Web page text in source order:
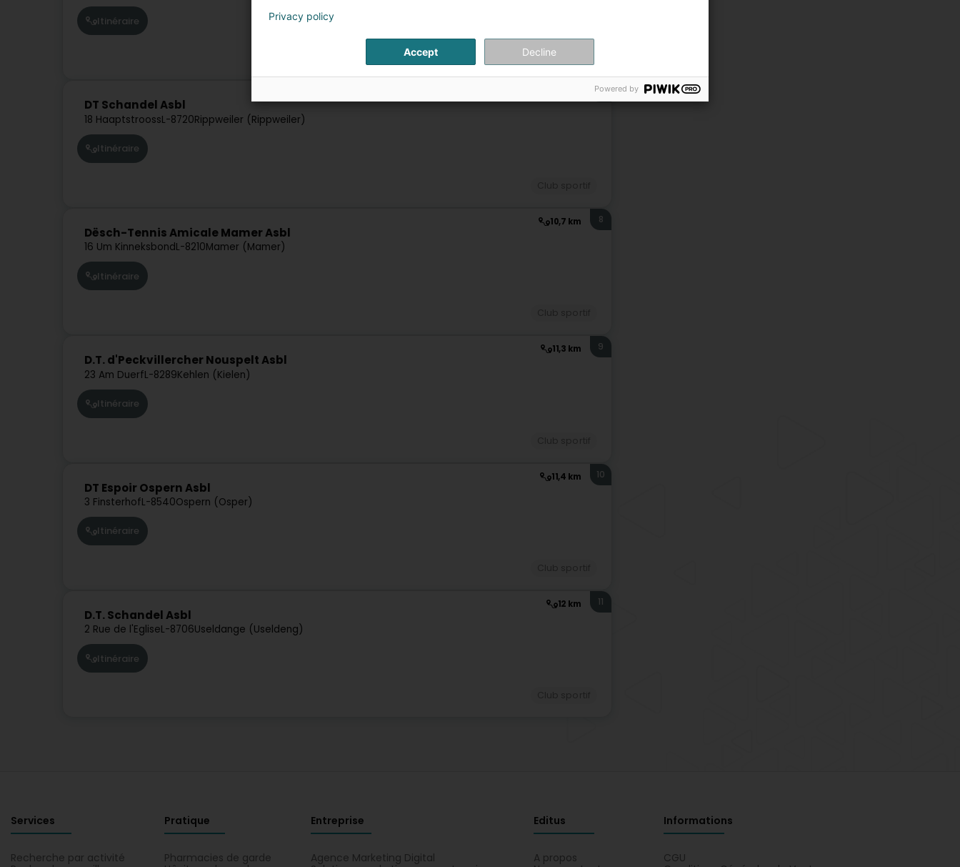
Itinéraire
Club sportif
DT Schandel Asbl
18 HaaptstroossL-8720Rippweiler (Rippweiler)
7
Itinéraire
10,7 km
Dësch-Tennis Amicale Mamer Asbl
16 Um KinneksbondL-8210Mamer (Mamer)
8
Itinéraire
11,3 km
D.T. d'Peckvillercher Nouspelt Asbl
23 Am DuerfL-8289Kehlen (Kielen)
9
Itinéraire
11,4 km
DT Espoir Ospern Asbl
3 FinsterhofL-8540Ospern (Osper)
10
Itinéraire
12 km
D.T. Schandel Asbl
2 Rue de l'EgliseL-8706Useldange (Useldeng)
11
Itinéraire
Services
Recherche par activité
Pratique
Pharmacies de garde
Entreprise
Agence Marketing Digital
Editus
A propos
Informations
CGU
Privacy policy
Accept Decline
Powered by